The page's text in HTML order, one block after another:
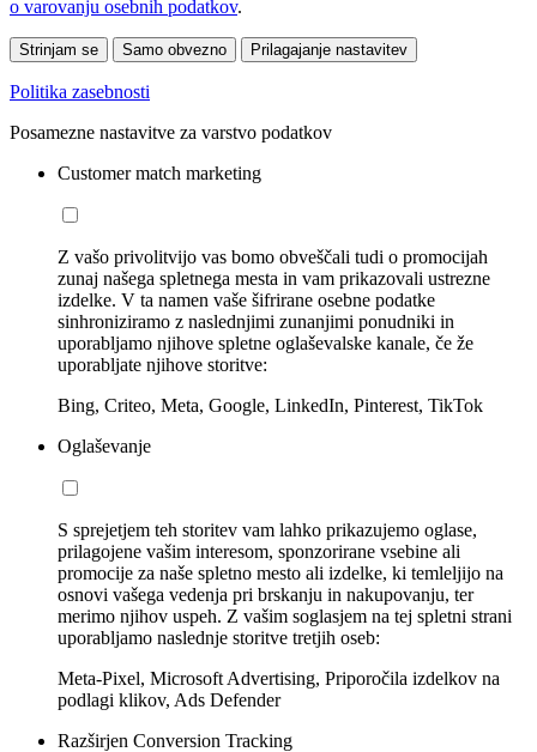
o varovanju osebnih podatkov.
Strinjam se Samo obvezno Prilagajanje nastavitev
Politika zasebnosti
Posamezne nastavitve za varstvo podatkov
Customer match marketing
Z vašo privolitvijo vas bomo obveščali tudi o promocijah
zunaj našega spletnega mesta in vam prikazovali ustrezne
izdelke. V ta namen vaše šifrirane osebne podatke
sinhroniziramo z naslednjimi zunanjimi ponudniki in
uporabljamo njihove spletne oglaševalske kanale, če že
uporabljate njihove storitve:
Bing, Criteo, Meta, Google, LinkedIn, Pinterest, TikTok
Oglaševanje
S sprejetjem teh storitev vam lahko prikazujemo oglase,
prilagojene vašim interesom, sponzorirane vsebine ali
promocije za naše spletno mesto ali izdelke, ki temleljijo na
osnovi vašega vedenja pri brskanju in nakupovanju, ter
merimo njihov uspeh. Z vašim soglasjem na tej spletni strani
uporabljamo naslednje storitve tretjih oseb:
Meta-Pixel, Microsoft Advertising, Priporočila izdelkov na
podlagi klikov, Ads Defender
Razširjen Conversion Tracking